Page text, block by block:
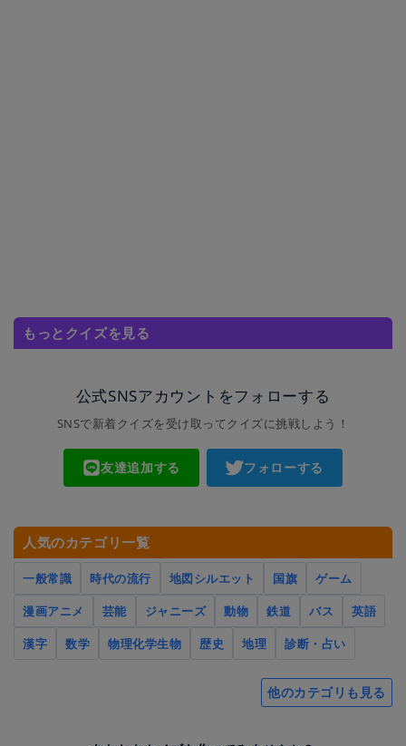
もっとクイズを見る
公式SNSアカウントをフォローする
SNSで新着クイズを受け取ってクイズに挑戦しよう！
友達追加する フォローする
人気のカテゴリ一覧
一般常識 時代の流行 地図シルエット 国旗
ゲーム
漫画アニメ
芸能 ジャニーズ 動物 鉄道 バス
英語
漢字
数学 物理化学生物 歴史 地理 診断・占い
他のカテゴリも見る